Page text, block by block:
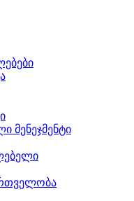
მენეჯმენტი